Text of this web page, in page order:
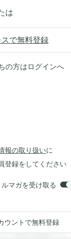
は
で無料登録
の方はログインへ
報の取り扱いに
登録をしてください
マガを受け取る
と回答を閲覧する
ウントで無料登録